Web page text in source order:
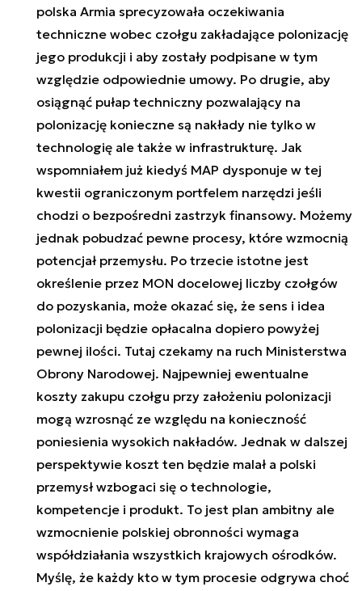
polska Armia sprecyzowała oczekiwania
techniczne wobec czołgu zakładające polonizację
jego produkcji i aby zostały podpisane w tym
względzie odpowiednie umowy. Po drugie, aby
osiągnąć pułap techniczny pozwalający na
polonizację konieczne są nakłady nie tylko w
technologię ale także w infrastrukturę. Jak
wspomniałem już kiedyś MAP dysponuje w tej
kwestii ograniczonym portfelem narzędzi jeśli
chodzi o bezpośredni zastrzyk finansowy. Możemy
jednak pobudzać pewne procesy, które wzmocnią
potencjał przemysłu. Po trzecie istotne jest
określenie przez MON docelowej liczby czołgów
do pozyskania, może okazać się, że sens i idea
polonizacji będzie opłacalna dopiero powyżej
pewnej ilości. Tutaj czekamy na ruch Ministerstwa
Obrony Narodowej. Najpewniej ewentualne
koszty zakupu czołgu przy założeniu polonizacji
mogą wzrosnąć ze względu na konieczność
poniesienia wysokich nakładów. Jednak w dalszej
perspektywie koszt ten będzie malał a polski
przemysł wzbogaci się o technologie,
kompetencje i produkt. To jest plan ambitny ale
wzmocnienie polskiej obronności wymaga
współdziałania wszystkich krajowych ośrodków.
Myślę, że każdy kto w tym procesie odgrywa choć